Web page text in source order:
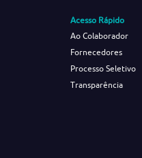
Acesso Rápido
Ao Colaborador
Fornecedores
Processo Seletivo
Transparência